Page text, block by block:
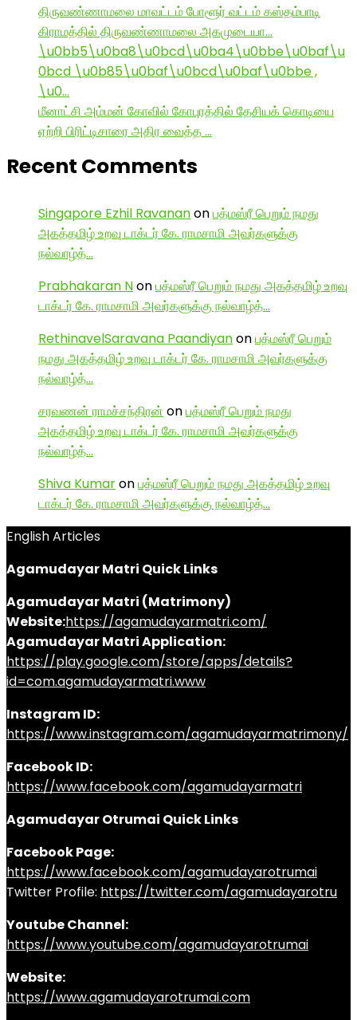
திருவண்ணாமலை மாவட்டம் போளூர் வட்டம் கஸ்தம்பாடி
கிராமத்தில் திருவண்ணாமலை அகமுடையா…
\u0bb5\u0ba8\u0bcd\u0ba4\u0bbe\u0baf\u
0bcd \u0b85\u0baf\u0bcd\u0baf\u0bbe ,
\u0…
மீனாட்சி அம்மன் கோவில் கோபுரத்தில் தேசியக் கொடியை
ஏற்றி பிரிட்டிசாரை அதிர வைத்த …
Recent Comments
Singapore Ezhil Ravananonபத்மஸ்ரீ பெறும் நமது
அகத்தமிழ் உறவு டாக்டர் கே. ராமசாமி அவர்களுக்கு
நல்வாழ்த்…
Prabhakaran Nonபத்மஸ்ரீ பெறும் நமது அகத்தமிழ் உறவு
டாக்டர் கே. ராமசாமி அவர்களுக்கு நல்வாழ்த்…
RethinavelSaravana Paandiyanonபத்மஸ்ரீ பெறும்
நமது அகத்தமிழ் உறவு டாக்டர் கே. ராமசாமி அவர்களுக்கு
நல்வாழ்த்…
சரவணன் ராமச்சந்திரன் onபத்மஸ்ரீ பெறும் நமது
அகத்தமிழ் உறவு டாக்டர் கே. ராமசாமி அவர்களுக்கு
நல்வாழ்த்…
Shiva Kumaronபத்மஸ்ரீ பெறும் நமது அகத்தமிழ் உறவு
டாக்டர் கே. ராமசாமி அவர்களுக்கு நல்வாழ்த்…
English Articles
Agamudayar Matri Quick Links
Agamudayar Matri (Matrimony)
Website:https://agamudayarmatri.com/
Agamudayar Matri Application:
https://play.google.com/store/apps/details?
id=com.agamudayarmatri.www
Instagram ID:
https://www.instagram.com/agamudayarmatrimony/
Facebook ID:
https://www.facebook.com/agamudayarmatri
Agamudayar Otrumai Quick Links
Facebook Page:
https://www.facebook.com/agamudayarotrumai
Twitter Profile: https://twitter.com/agamudayarotru
Youtube Channel:
https://www.youtube.com/agamudayarotrumai
Website:
https://www.agamudayarotrumai.com